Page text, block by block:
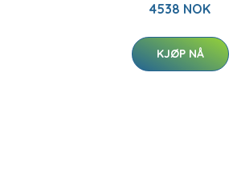
4538 NOK
KJØP NÅ